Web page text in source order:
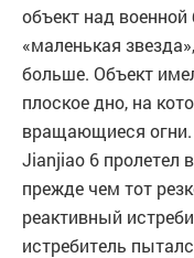
объект над
«маленькая
больше. Объект
плоское дно, на
вращающиеся огни.
Jianjiao 6 пролетел
прежде чем тот
реактивный
истребитель